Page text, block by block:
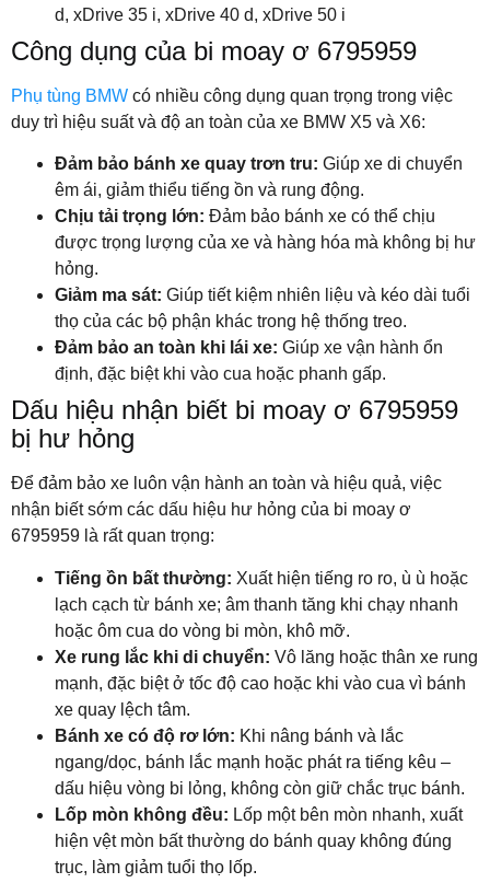
d, xDrive 35 i, xDrive 40 d, xDrive 50 i
Công dụng của bi moay ơ 6795959
Phụ tùng BMW có nhiều công dụng quan trọng trong việc
duy trì hiệu suất và độ an toàn của xe BMW X5 và X6:
Đảm bảo bánh xe quay trơn tru: Giúp xe di chuyển
êm ái, giảm thiểu tiếng ồn và rung động.
Chịu tải trọng lớn: Đảm bảo bánh xe có thể chịu
được trọng lượng của xe và hàng hóa mà không bị hư
hỏng.
Giảm ma sát: Giúp tiết kiệm nhiên liệu và kéo dài tuổi
thọ của các bộ phận khác trong hệ thống treo.
Đảm bảo an toàn khi lái xe: Giúp xe vận hành ổn
định, đặc biệt khi vào cua hoặc phanh gấp.
Dấu hiệu nhận biết bi moay ơ 6795959
bị hư hỏng
Để đảm bảo xe luôn vận hành an toàn và hiệu quả, việc
nhận biết sớm các dấu hiệu hư hỏng của bi moay ơ
6795959 là rất quan trọng:
Tiếng ồn bất thường: Xuất hiện tiếng ro ro, ù ù hoặc
lạch cạch từ bánh xe; âm thanh tăng khi chạy nhanh
hoặc ôm cua do vòng bi mòn, khô mỡ.
Xe rung lắc khi di chuyển: Vô lăng hoặc thân xe rung
mạnh, đặc biệt ở tốc độ cao hoặc khi vào cua vì bánh
xe quay lệch tâm.
Bánh xe có độ rơ lớn: Khi nâng bánh và lắc
ngang/dọc, bánh lắc mạnh hoặc phát ra tiếng kêu –
dấu hiệu vòng bi lỏng, không còn giữ chắc trục bánh.
Lốp mòn không đều: Lốp một bên mòn nhanh, xuất
hiện vệt mòn bất thường do bánh quay không đúng
trục, làm giảm tuổi thọ lốp.